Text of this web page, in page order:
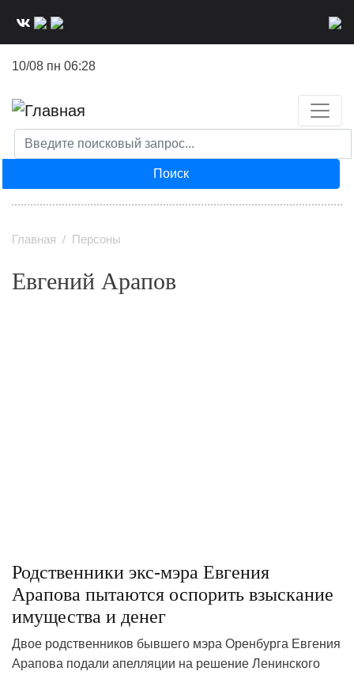
10/08 пн 06:28
Поиск
Главная Персоны
Евгений Арапов
Родственники экс-мэра Евгения
Арапова пытаются оспорить взыскание
имущества и денег
Двое родственников бывшего мэра Оренбурга Евгения
Арапова подали апелляции на решение Ленинского